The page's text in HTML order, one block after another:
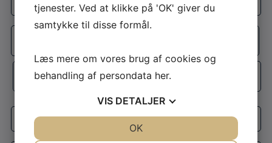
Adresselinje
By
Interesse
tjenester. Ved at klikke på 'OK' giver du
samtykke til disse formål.
Læs mere om vores brug af cookies og
behandling af persondata her.
VIS DETALJER
OK